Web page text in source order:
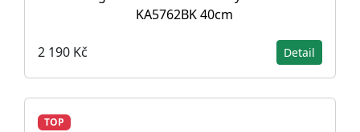
KA5762BK 40cm
2 190 Kč Detail
TOP